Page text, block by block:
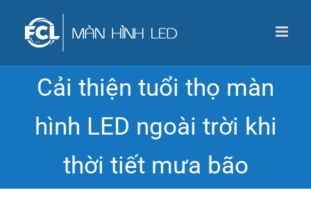
Cải thiện tuổi thọ màn
hình LED ngoài trời khi
thời tiết mưa bão